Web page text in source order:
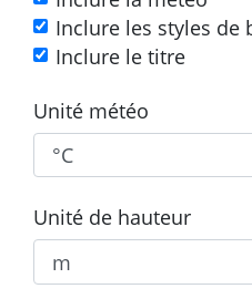
Inclure les styles de
Inclure le titre
Unité météo
Unité de hauteur